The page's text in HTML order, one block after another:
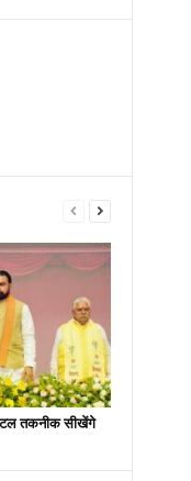
तकनीक सीखेंगे